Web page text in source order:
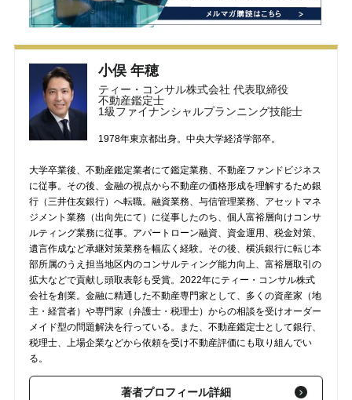
小俣 年穂
ティー・コンサル株式会社 代表取締役
不動産鑑定士
1級ファイナンシャルプランニング技能士
1978年東京都出身。中央大学経済学部卒。
大学卒業後、不動産鑑定業者にて鑑定業務、不動産ファンドビジネス
に従事。その後、金融の視点から不動産の価格形成を理解するため銀
行（三井住友銀行）へ転職。融資業務、与信管理業務、アセットマネ
ジメント業務（出向先にて）に従事したのち、個人富裕層向けコンサ
ルティング業務に従事。アパートローン融資、資金運用、税金対策、
遺言作成など承継対策業務を幅広く経験。その後、横浜銀行に転じ本
部所属のうえ担当地区内のコンサルティング能力向上、富裕層取引の
拡大などで貢献し頭取表彰も受賞。2022年にティー・コンサル株式
会社を創業。金融に精通した不動産専門家として、多くの資産家（地
主・経営者）や専門家（弁護士・税理士）からの相談を受けオーダー
メイド型の問題解決を行っている。また、不動産鑑定士として銀行、
税理士、上場企業などから依頼を受け不動産評価にも取り組んでい
る。
著者プロフィール詳細